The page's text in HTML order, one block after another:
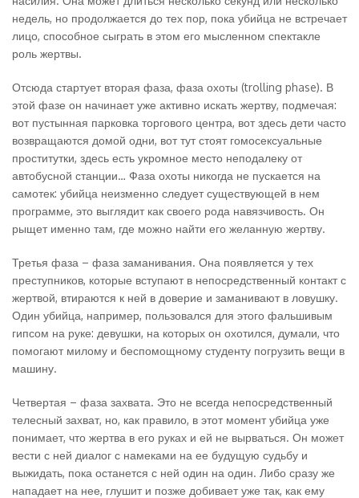
недель, но продолжается до тех пор, пока убийца не встречает
лицо, способное сыграть в этом его мысленном спектакле
роль жертвы.
Отсюда стартует вторая фаза, фаза охоты (trolling phase). В
этой фазе он начинает уже активно искать жертву, подмечая:
вот пустынная парковка торгового центра, вот здесь дети часто
возвращаются домой одни, вот тут стоят гомосексуальные
проститутки, здесь есть укромное место неподалеку от
автобусной станции… Фаза охоты никогда не пускается на
самотек: убийца неизменно следует существующей в нем
программе, это выглядит как своего рода навязчивость. Он
рыщет именно там, где можно найти его желанную жертву.
Третья фаза – фаза заманивания. Она появляется у тех
преступников, которые вступают в непосредственный контакт с
жертвой, втираются к ней в доверие и заманивают в ловушку.
Один убийца, например, пользовался для этого фальшивым
гипсом на руке: девушки, на которых он охотился, думали, что
помогают милому и беспомощному студенту погрузить вещи в
машину.
Четвертая – фаза захвата. Это не всегда непосредственный
телесный захват, но, как правило, в этот момент убийца уже
понимает, что жертва в его руках и ей не вырваться. Он может
вести с ней диалог с намеками на ее будущую судьбу и
выжидать, пока останется с ней один на один. Либо сразу же
нападает на нее, глушит и позже добивает уже так, как ему